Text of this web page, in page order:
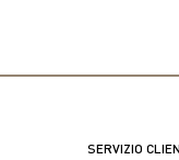
SERVIZIO